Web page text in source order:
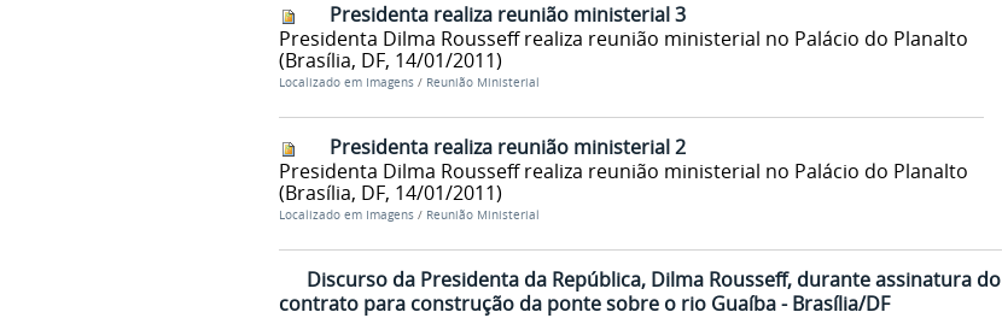
Presidenta realiza reunião ministerial 3
Presidenta Dilma Rousseff realiza reunião ministerial no Palácio do Planalto
(Brasília, DF, 14/01/2011)
Localizado em Imagens / Reunião Ministerial
Presidenta realiza reunião ministerial 2
Presidenta Dilma Rousseff realiza reunião ministerial no Palácio do Planalto
(Brasília, DF, 14/01/2011)
Localizado em Imagens / Reunião Ministerial
Discurso da Presidenta da República, Dilma Rousseff, durante assinatura do
contrato para construção da ponte sobre o rio Guaíba - Brasília/DF